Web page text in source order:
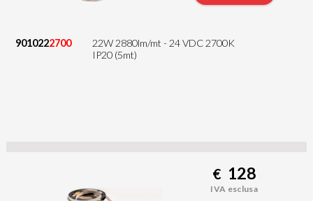
9010222700
22W 2880lm/mt - 24 VDC 2700K
IP20 (5mt)
€ 128
IVA esclusa